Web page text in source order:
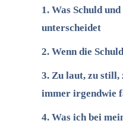
Was Schuld
unterscheidet
Wenn die
Zu laut, zu still,
immer irgendwie
Was ich bei